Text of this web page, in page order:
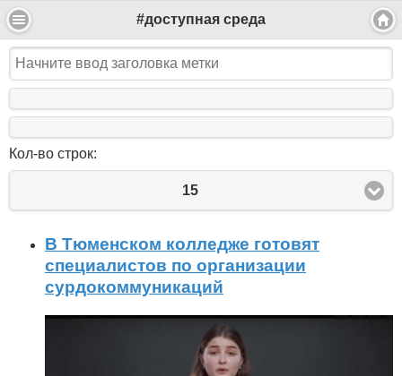
#доступная среда
Кол-во строк:
15
В Тюменском колледже готовят
специалистов по организации
сурдокоммуникаций